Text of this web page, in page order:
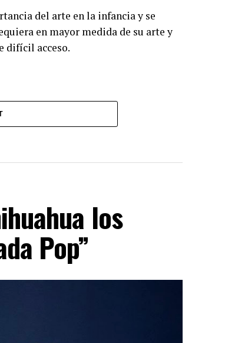
del arte en la infancia y se
en mayor medida de su arte y
difícil acceso.
los
Pop”